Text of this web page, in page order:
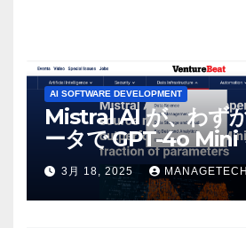
AI SOFTWARE DEVELOPMENT
Mistral AI が、わず
ータで GPT-4o Mini
しいオープンソース
リース | VentureBeat
3月 18, 2025 MANAGETECH